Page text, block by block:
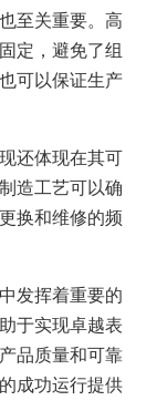
至关重要。高
定，避免了组
可以保证生产
还体现在其可
造工艺可以确
换和维修的频
发挥着重要的
于实现卓越表
品质量和可靠
成功运行提供